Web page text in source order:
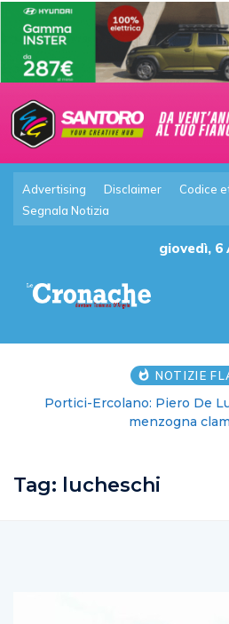
Advertising Disclaimer Codice
Segnala Notizia
giovedì, 6
NOTIZIE
Portici-Ercolano: Piero De
menzogna
Tag: lucheschi